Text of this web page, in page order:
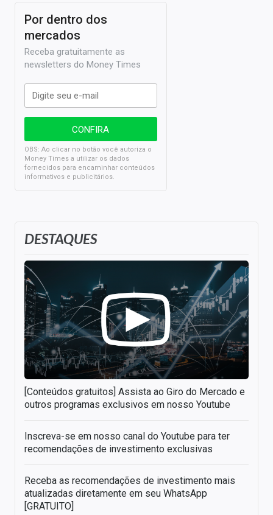
DESTAQUES
[Conteúdos gratuitos] Assista ao Giro do Mercado e
outros programas exclusivos em nosso Youtube
Inscreva-se em nosso canal do Youtube para ter
recomendações de investimento exclusivas
Receba as recomendações de investimento mais
atualizadas diretamente em seu WhatsApp
[GRATUITO]
Por dentro dos
mercados
Receba gratuitamente as
newsletters do Money Times
OBS: Ao clicar no botão você autoriza o
Money Times a utilizar os dados
fornecidos para encaminhar conteúdos
informativos e publicitários.